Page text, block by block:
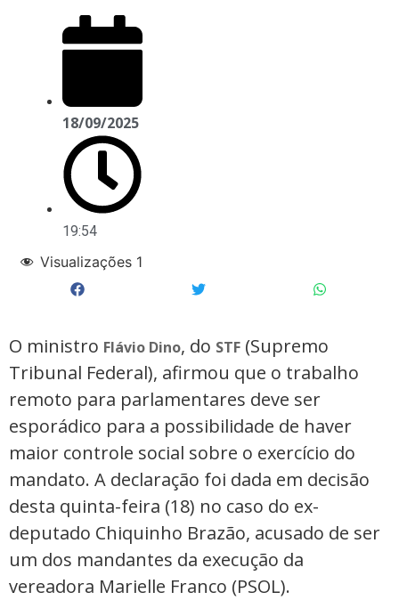
18/09/2025
19:54
Visualizações 1
O ministro Flávio Dino, do STF (Supremo
Tribunal Federal), afirmou que o trabalho
remoto para parlamentares deve ser
esporádico para a possibilidade de haver
maior controle social sobre o exercício do
mandato. A declaração foi dada em decisão
desta quinta-feira (18) no caso do ex-
deputado Chiquinho Brazão, acusado de ser
um dos mandantes da execução da
vereadora Marielle Franco (PSOL).